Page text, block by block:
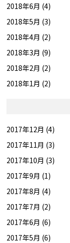
2018年6月 (4)
2018年5月 (3)
2018年4月 (2)
2018年3月 (9)
2018年2月 (2)
2018年1月 (2)
2017年12月 (4)
2017年11月 (3)
2017年10月 (3)
2017年9月 (1)
2017年8月 (4)
2017年7月 (2)
2017年6月 (6)
2017年5月 (6)